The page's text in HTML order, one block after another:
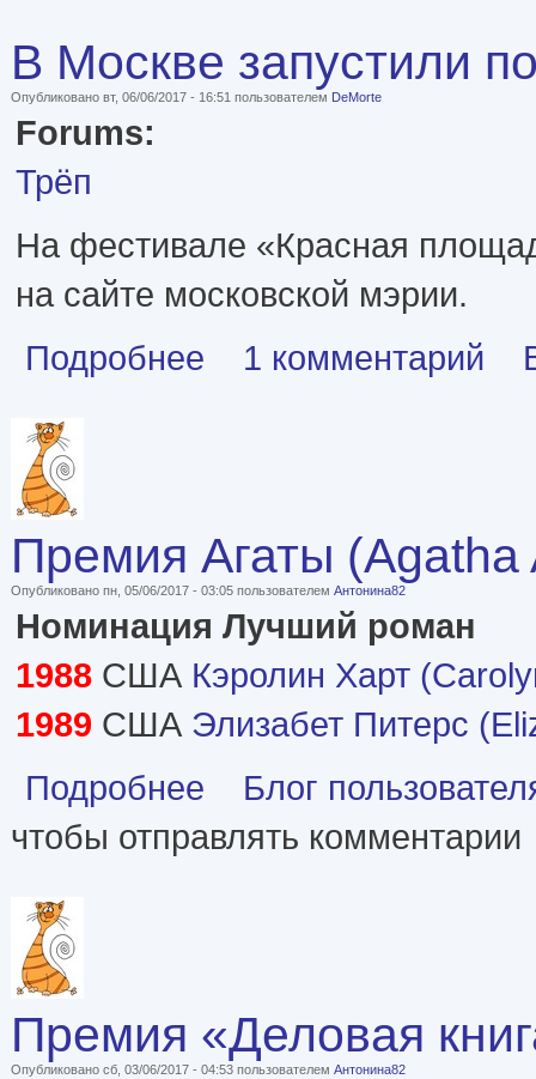
В Москве запустили
Опубликовано вт, 06/06/2017 - 16:51 пользователем DeMorte
Forums:
Трёп
На фестивале «Красная
на сайте московской мэрии.
Подробнее о В Москве запустили портал «Списанные
1 комментарий
Премия Агаты (Agatha
Опубликовано пн, 05/06/2017 - 03:05 пользователем Антонина82
Номинация Лучший роман
1988 США Кэролин Харт
1989 США Элизабет Питерс
Подробнее о Премия Агаты (Agatha Award) лауреаты
Блог
чтобы отправлять комментарии
Премия «Деловая
Опубликовано сб, 03/06/2017 - 04:53 пользователем Антонина82